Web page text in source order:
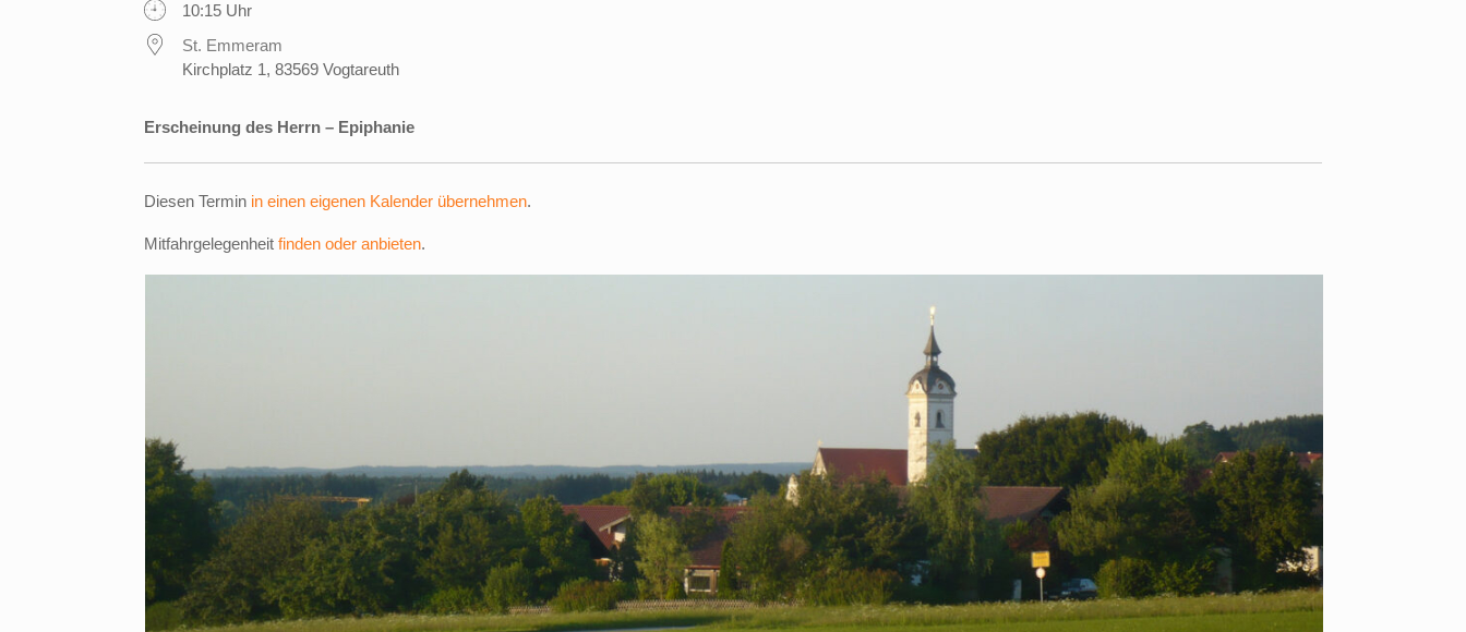
10:15 Uhr
St. Emmeram
Kirchplatz 1, 83569 Vogtareuth
Erscheinung des Herrn – Epiphanie
Diesen Termin in einen eigenen Kalender übernehmen.
Mitfahrgelegenheit finden oder anbieten.